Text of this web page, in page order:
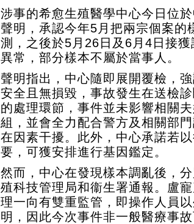
涉事的希愈生殖醫學中心今日位
聲明，承認今年5月把兩宗個案的
測，之後於5月26日及6月4日接
異常，部分樣本不屬於當事人。
聲明指出，中心隨即展開覆檢，
安全且無損毀，事故發生在送檢
的處理環節，事件並未影響相關
組，並會全力配合警方及相關部
在因素干擾。此外，中心承諾若
要，可獲安排進行基因鑑定。
然而，中心在發現樣本調亂後，
殖科技管理局和衞生署通報。盧
理一向有雙重監管，即操作人員
明，因此今次事件非一般醫療事故